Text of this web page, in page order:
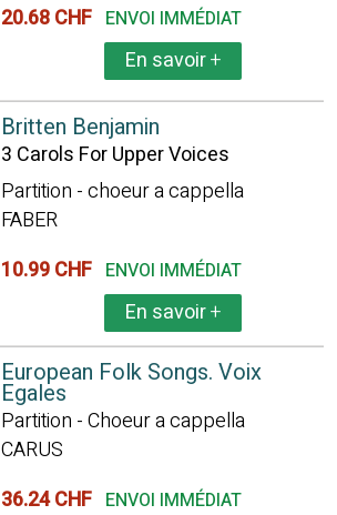
20.68 CHF ENVOI IMMÉDIAT
En savoir+
Britten Benjamin
3 Carols For Upper Voices
Partition - choeur a cappella
FABER
10.99 CHF ENVOI IMMÉDIAT
En savoir+
European Folk Songs. Voix
Egales
Partition - Choeur a cappella
CARUS
36.24 CHF ENVOI IMMÉDIAT